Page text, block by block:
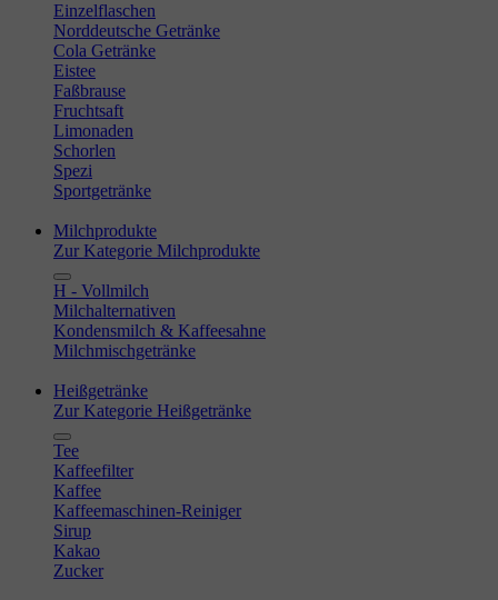
Einzelflaschen
Norddeutsche Getränke
Cola Getränke
Eistee
Faßbrause
Fruchtsaft
Limonaden
Schorlen
Spezi
Sportgetränke
Milchprodukte
Zur Kategorie Milchprodukte
H - Vollmilch
Milchalternativen
Kondensmilch & Kaffeesahne
Milchmischgetränke
Heißgetränke
Zur Kategorie Heißgetränke
Tee
Kaffeefilter
Kaffee
Kaffeemaschinen-Reiniger
Sirup
Kakao
Zucker